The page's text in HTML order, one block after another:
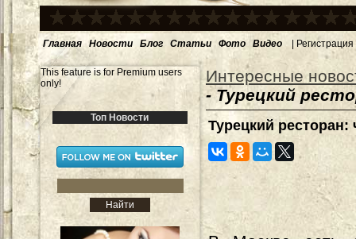
Главная Новости Блог Статьи Фото Видео | Регистрация
This feature is for Premium users
only!
Топ Новости
Интересные
- Турецкий
Турецкий